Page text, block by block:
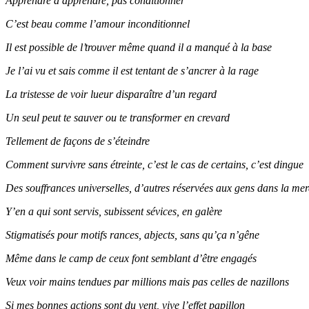
C’est beau comme l’amour inconditionnel
Il est possible de l’trouver même quand il a manqué à la base
Je l’ai vu et sais comme il est tentant de s’ancrer à la rage
La tristesse de voir lueur disparaître d’un regard
Un seul peut te sauver ou te transformer en crevard
Tellement de façons de s’éteindre
Comment survivre sans étreinte, c’est le cas de certains, c’est dingue
Des souffrances universelles, d’autres réservées aux gens dans la
Y’en a qui sont servis, subissent sévices, en galère
Stigmatisés pour motifs rances, abjects, sans qu’ça n’gêne
Même dans le camp de ceux font semblant d’être engagés
Veux voir mains tendues par millions mais pas celles de nazillons
Si mes bonnes actions sont du vent, vive l’effet papillon